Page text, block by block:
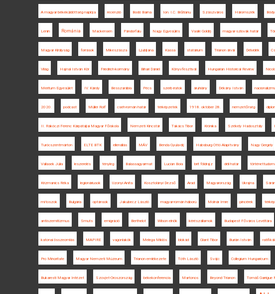
A magyar békeküldöttség naplója recenzió Bodó Barna Ion. I.C. Brătianu Szászváros Háromszék
Lenin Románia Mackensen Pándorfalu Nagy Egyesülés Vasile Goldiș magyar-szlovák határ
Magyar Királyság források Mikeszásza Ljubljana Kassa statárium Trianon árvái Délvidék
Világ Hajnal István Kör Friedrich-kormány Bihari Dániel Könyvfesztivál Hungarian Historical Review
Meritum Egyesület IV. Károly Besszarábia Pécs szerb iratok áruhiány Dékány István
2020. podcast Müller Rolf cseh-román határ térképzetek 1918. október 28. nemzetőrség
II. Rákóczi Ferenc Kárpátaljai Magyar Főiskola Nemzeti Kincstár Takács Tibor Krónika Székely Hadosztály
Turócszentmárton ELTE BTK ellenállás MÁV Benda Gyula-díj Habsburg Ottó Alapítvány Nagy Gergely
Vallasek Júlia leszerelés tényleg Balassagyarmat Lucian Boia brit földrajz déli határ
Krizmanics Réka legionáriusok Uzonyi Anita Kosztolányi Dezső Arad Magyarország Ukrajna
mítoszok Bulgária optánsok Jakubecz László magyar-román háború Molnár Imre pincérek térkép
antiszemitizmus Smuts emigráció Berthelot Wilson elnök kérészállamok Budapest Főváros Levéltára
katonai összeomlás MAPIRE vagonlakók Melega Miklós blokád Glant Tibor Burián István
Pro Minoritate Magyar Nemzeti Múzeum Trianon emlékezete Tóth László Svájc Collegium Hungaricum
Bukaresti Magyar Intézet Szovjet-Oroszország békekonferencia Martonos Beyond Trianon Tomáš Garrigue